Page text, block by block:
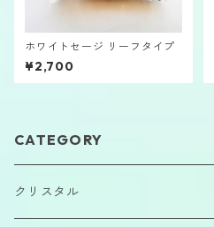
ホワイトセージ リーフタイプ
¥2,700
CATEGORY
クリスタル